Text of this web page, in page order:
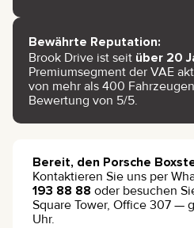
Bewährte Reputation:
Brook Drive ist seit über 20
Premiumsegment der VAE
von mehr als 400
Bewertung von 5/5.
Bereit, den Porsche
Kontaktieren Sie uns per
193 88 88 oder besuchen
Square Tower, Office 307 —
Uhr.